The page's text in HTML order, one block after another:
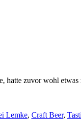
zuvor wohl
Lemke, Craft Beer,